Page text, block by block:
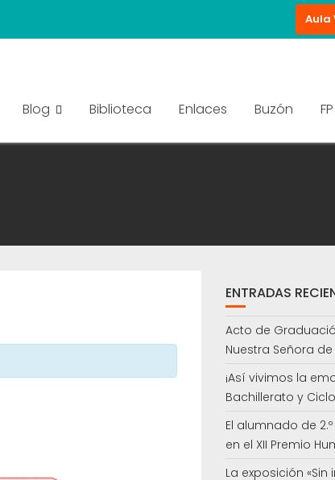
Aula
Blog Biblioteca Enlaces Buzón
ENTRADAS
Acto de
Nuestra Señora
¡Así vivimos la
Bachillerato y
El alumnado de
en el XII Premio
La exposición